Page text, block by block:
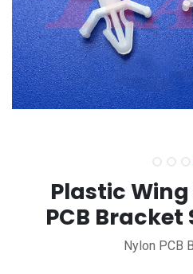
Plastic
PCB
Nylon PCB